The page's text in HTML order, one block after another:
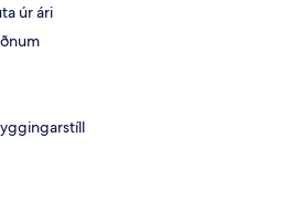
úr ári